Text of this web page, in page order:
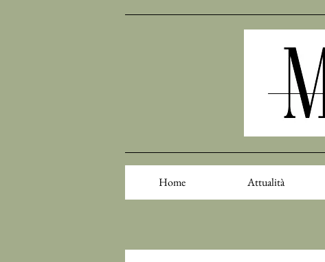
Home Attualità